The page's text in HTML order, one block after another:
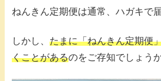
ねんきん定期便は通常、ハガキで
しかし、 たまに「ねんきん定期便
くことがあるのをご存知でしょう